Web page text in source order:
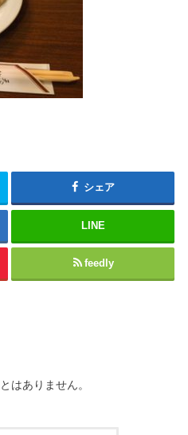
シェア
LINE
feedly
はありません。